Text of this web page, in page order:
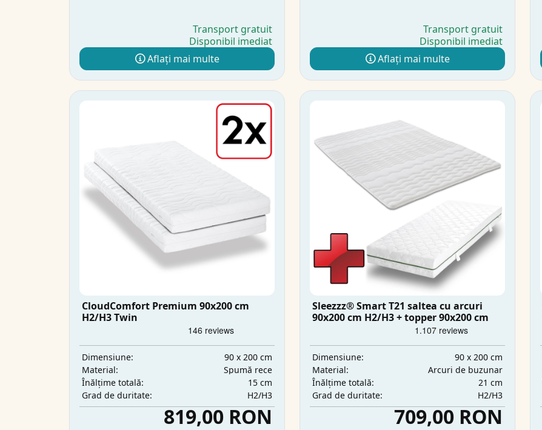
Transport gratuit
Disponibil imediat
Aflați mai multe
Transport gratuit
Disponibil imediat
Aflați mai multe
CloudComfort Premium 90x200 cm
H2/H3 Twin
Dimensiune:
90 x 200 cm
Material:
Spumă rece
Înălțime totală:
15 cm
Grad de duritate:
H2/H3
819,00 RON
Sleezzz® Smart T21 saltea cu arcuri
90x200 cm H2/H3 + topper 90x200 cm
Dimensiune:
90 x 200 cm
Material:
Arcuri de buzunar
Înălțime totală:
21 cm
Grad de duritate:
H2/H3
709,00 RON